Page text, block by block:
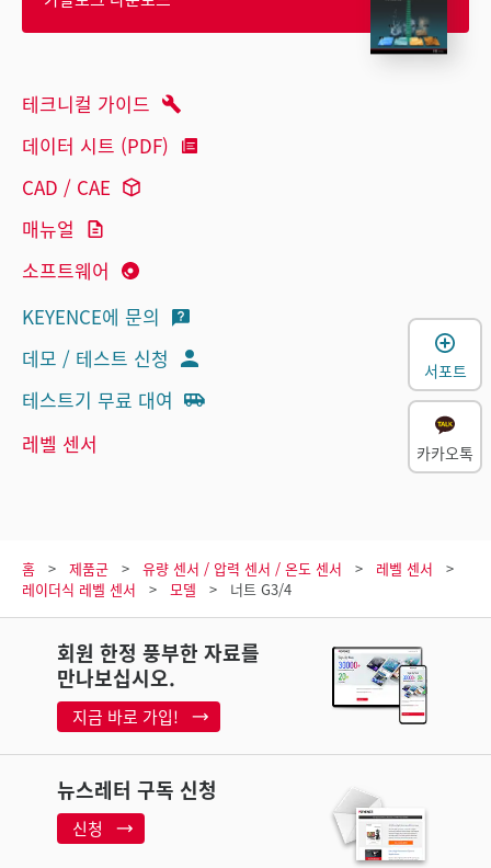
테크니컬 가이드
데이터 시트 (PDF)
CAD / CAE
매뉴얼
소프트웨어
KEYENCE에 문의
데모 / 테스트 신청
테스트기 무료 대여
레벨 센서
홈 제품군 유량 센서 / 압력 센서 / 온도 센서
레벨 센서
레이더식 레벨 센서
모델 너트 G3/4
회원 한정 풍부한 자료를
만나보십시오.
지금 바로 가입!
뉴스레터 구독 신청
신청
서포트
카카오톡